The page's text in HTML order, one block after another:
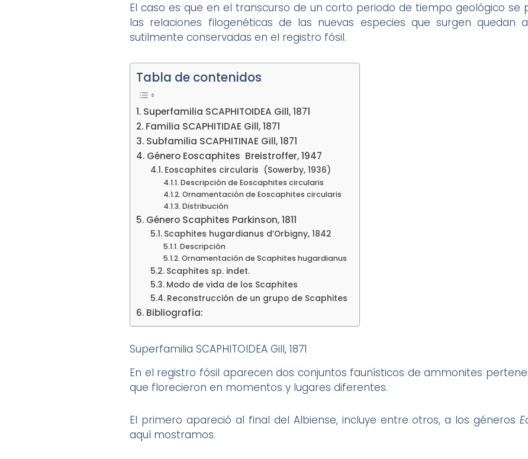
El caso es que en el transcurso de un corto periodo de tiempo geológico se
las relaciones filogenéticas de las nuevas especies que surgen quedan
sutilmente conservadas en el registro fósil.
Tabla de contenidos
Superfamilia SCAPHITOIDEA Gill, 1871
Familia SCAPHITIDAE Gill, 1871
Subfamilia SCAPHITINAE Gill, 1871
Género Eoscaphites Breistroffer, 1947
Eoscaphites circularis (Sowerby, 1936)
Descripción de Eoscaphites circularis
Ornamentación de Eoscaphites circularis
Distribución
Género Scaphites Parkinson, 1811
Scaphites hugardianus d’Orbigny, 1842
Descripción
Ornamentación de Scaphites hugardianus
Scaphites sp. indet.
Modo de vida de los Scaphites
Reconstrucción de un grupo de Scaphites
Bibliografía:
Superfamilia SCAPHITOIDEA Gill, 1871
En el registro fósil aparecen dos conjuntos faunísticos de ammonites
que florecieron en momentos y lugares diferentes.
El primero apareció al final del Albiense, incluye entre otros, a los géneros
aquí mostramos.